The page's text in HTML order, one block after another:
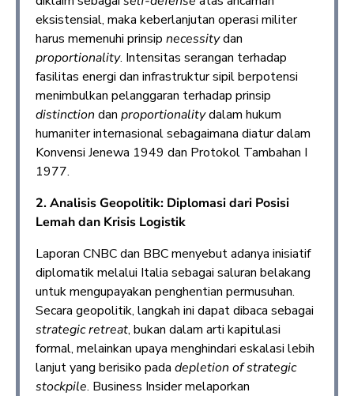
eksistensial, maka keberlanjutan operasi militer
harus memenuhi prinsip necessitydan
proportionality. Intensitas serangan terhadap
fasilitas energi dan infrastruktur sipil berpotensi
menimbulkan pelanggaran terhadap prinsip
distinction dan proportionalitydalam hukum
humaniter internasional sebagaimana diatur dalam
Konvensi Jenewa 1949 dan Protokol Tambahan I
1977.
2. Analisis Geopolitik: Diplomasi dari Posisi
Lemah dan Krisis Logistik
Laporan CNBC dan BBC menyebut adanya inisiatif
diplomatik melalui Italia sebagai saluran belakang
untuk mengupayakan penghentian permusuhan.
Secara geopolitik, langkah ini dapat dibaca sebagai
strategic retreat, bukan dalam arti kapitulasi
formal, melainkan upaya menghindari eskalasi lebih
lanjut yang berisiko pada depletion of strategic
stockpile. Business Insider melaporkan